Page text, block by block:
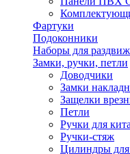
Фартуки
Подоконники
Наборы для
Замки, ручки, петли
Доводчики
Замки
Защелки
Петли
Ручки для
Ручки-стяж
Цилиндры для